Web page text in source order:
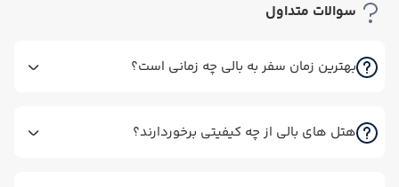
سوالات متداول
بهترین زمان سفر به بالی چه زمانی است؟
هتل های بالی از چه کیفیتی برخوردارند؟